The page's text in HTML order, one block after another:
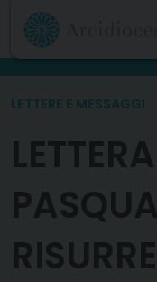
Skip
content
LETTERE E MESSAGGI